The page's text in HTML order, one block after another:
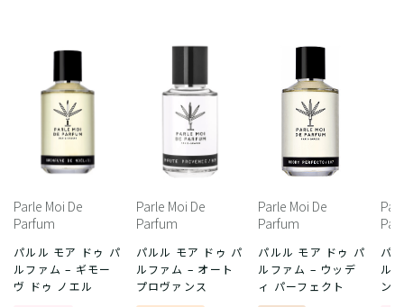
Parle Moi De
Parfum
パルル モア ドゥ パ
ルファム – ギモー
ヴ ドゥ ノエル
Parle Moi De
Parfum
パルル モア ドゥ パ
ルファム – オート
プロヴァンス
Parle Moi De
Parfum
パルル モア ドゥ パ
ルファム – ウッデ
ィ パーフェクト
パ
ル
ン